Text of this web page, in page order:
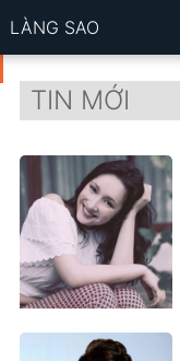
LÀNG SAO
TIN MỚI